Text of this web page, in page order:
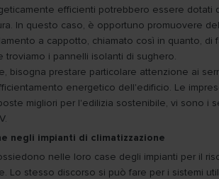
efficienti potrebbero essere dotati
In questo caso, è opportuno promuovere
a cappotto, chiamato così in quanto,
troviamo i pannelli isolanti di sughero.
bisogna prestare particolare attenzione ai
energetico dell'edificio. Le
migliori per l'edilizia sostenibile, vi sono
negli impianti di climatizzazione
nelle loro case degli impianti per il
Lo stesso discorso si può fare per i sistemi